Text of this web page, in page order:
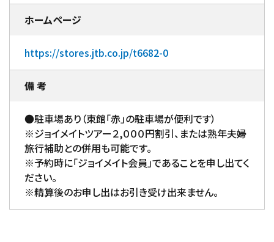
ホームページ
https://stores.jtb.co.jp/t6682-0
備 考
●駐車場あり（東館「赤」の駐車場が便利です）
※ジョイメイトツアー２,０００円割引、または熟年夫婦
旅行補助との併用も可能です。
※予約時に「ジョイメイト会員」であることを申し出てく
ださい。
※精算後のお申し出はお引き受け出来ません。